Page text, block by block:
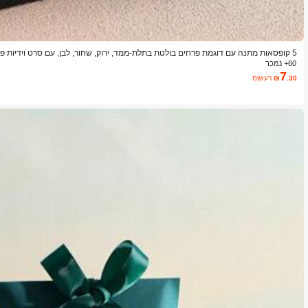
5 קופסאות מתנה עם דוגמת פרחים בולטת בתלת-ממד, ירוק, שחור, לבן, עם סרט וידיות
תהליך הדפסה בלחץ, קופסאות מתנה עם דוגמת פרחים, שקי אריזה מיני, שקי מתנה
60+ נמכר
₪7.30 משוער